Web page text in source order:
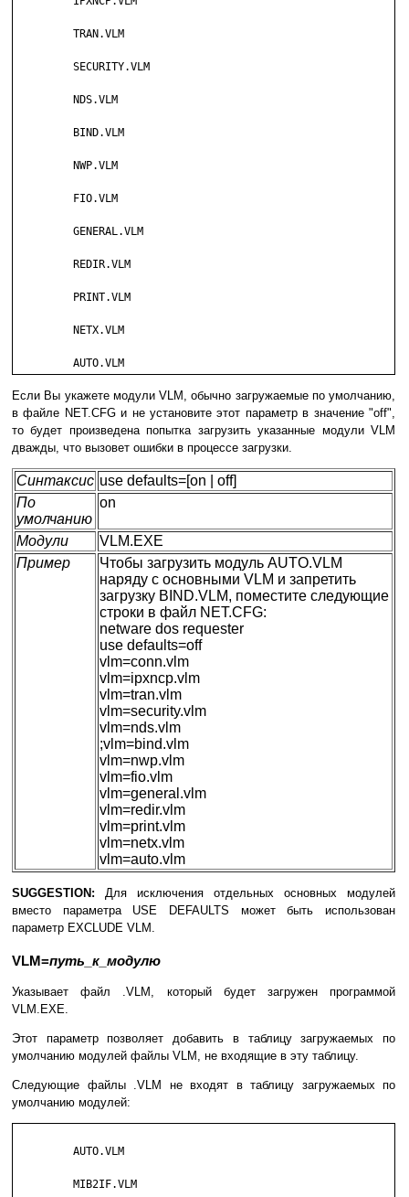
         TRAN.VLM
         SECURITY.VLM
         NDS.VLM
         BIND.VLM
         NWP.VLM
         FIO.VLM
         GENERAL.VLM
         REDIR.VLM
         PRINT.VLM
         NETX.VLM
         AUTO.VLM
Если Вы укажете модули VLM, обычно загружаемые по умолчанию,
в файле NET.CFG и не установите этот параметр в значение "off",
то будет произведена попытка загрузить указанные модули VLM
дважды, что вызовет ошибки в процессе загрузки.
Синтаксис use defaults=[on | off]
По
умолчанию
on
Модули
VLM.EXE
Пример
Чтобы загрузить модуль AUTO.VLM
наряду с основными VLM и запретить
загрузку BIND.VLM, поместите следующие
строки в файл NET.CFG:
netware dos requester
use defaults=off
vlm=conn.vlm
vlm=ipxncp.vlm
vlm=tran.vlm
vlm=security.vlm
vlm=nds.vlm
;vlm=bind.vlm
vlm=nwp.vlm
vlm=fio.vlm
vlm=general.vlm
vlm=redir.vlm
vlm=print.vlm
vlm=netx.vlm
vlm=auto.vlm
SUGGESTION: Для исключения отдельных основных модулей
вместо параметра USE DEFAULTS может быть использован
параметр EXCLUDE VLM.
VLM=путь_к_модулю
Указывает файл .VLM, который будет загружен программой
VLM.EXE.
Этот параметр позволяет добавить в таблицу загружаемых по
умолчанию модулей файлы VLM, не входящие в эту таблицу.
Следующие файлы .VLM не входят в таблицу загружаемых по
умолчанию модулей:
         AUTO.VLM
         MIB2IF.VLM